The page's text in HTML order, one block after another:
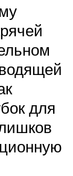
для